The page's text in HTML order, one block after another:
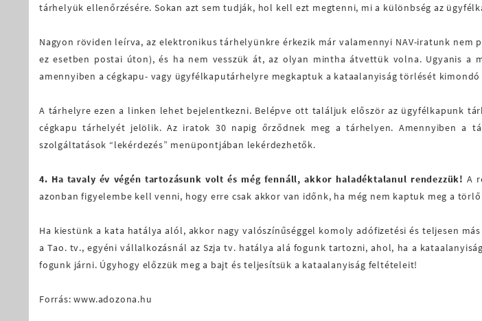
tárhelyük ellenőrzésére. Sokan azt sem tudják, hol kell ezt megtenni, mi a különbség az
Nagyon röviden leírva, az elektronikus tárhelyünkre érkezik már valamennyi NAV-iratunk
ez esetben postai úton), és ha nem vesszük át, az olyan mintha átvettük volna. Ugyanis
amennyiben a cégkapu- vagy ügyfélkaputárhelyre megkaptuk a kataalanyiság törlését
A tárhelyre ezen a linken lehet bejelentkezni. Belépve ott találjuk először az ügyfélkapunk
cégkapu tárhelyét jelölik. Az iratok 30 napig őrződnek meg a tárhelyen. Amennyiben a
szolgáltatások “lekérdezés” menüpontjában lekérdezhetők.
4. Ha tavaly év végén tartozásunk volt és még fennáll, akkor haladéktalanul rendezzük! A
azonban figyelembe kell venni, hogy erre csak akkor van időnk, ha még nem kaptuk meg a
Ha kiestünk a kata hatálya alól, akkor nagy valószínűséggel komoly adófizetési és teljesen
a Tao. tv., egyéni vállalkozásnál az Szja tv. hatálya alá fogunk tartozni, ahol, ha a
fogunk járni. Úgyhogy előzzük meg a bajt és teljesítsük a kataalanyiság feltételeit!
Forrás: www.adozona.hu